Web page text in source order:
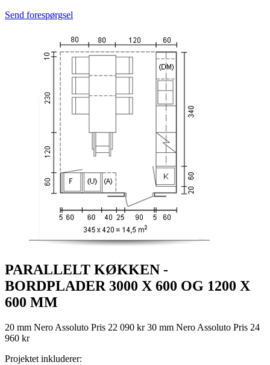
Send forespørgsel
PARALLELT KØKKEN -
BORDPLADER 3000 X 600 OG 1200 X
600 MM
20 mm Nero Assoluto Pris 22 090 kr 30 mm Nero Assoluto Pris 24
960 kr
Projektet inkluderer: